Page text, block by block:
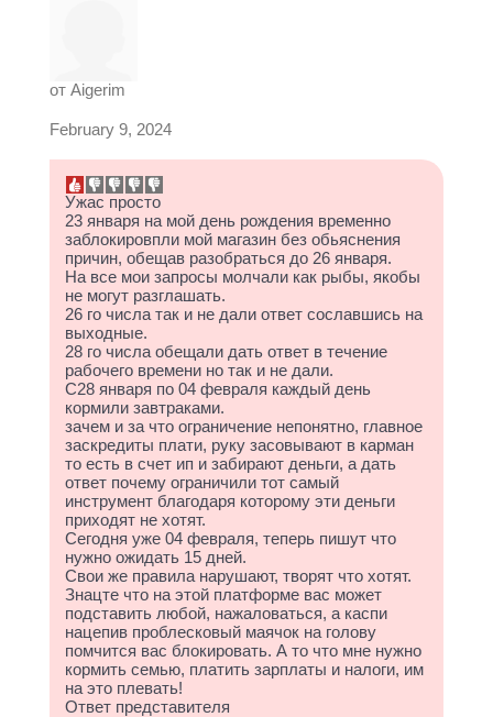
от Aigerim
February 9, 2024
Ужас просто
23 января на мой день рождения временно
заблокировпли мой магазин без обьяснения
причин, обещав разобраться до 26 января.
На все мои запросы молчали как рыбы, якобы
не могут разглашать.
26 го числа так и не дали ответ сославшись на
выходные.
28 го числа обещали дать ответ в течение
рабочего времени но так и не дали.
С28 января по 04 февраля каждый день
кормили завтраками.
зачем и за что ограничение непонятно, главное
заскредиты плати, руку засовывают в карман
то есть в счет ип и забирают деньги, а дать
ответ почему ограничили тот самый
инструмент благодаря которому эти деньги
приходят не хотят.
Сегодня уже 04 февраля, теперь пишут что
нужно ожидать 15 дней.
Свои же правила нарушают, творят что хотят.
Знацте что на этой платформе вас может
подставить любой, нажаловаться, а каспи
нацепив проблесковый маячок на голову
помчится вас блокировать. А то что мне нужно
кормить семью, платить зарплаты и налоги, им
на это плевать!
Ответ представителя